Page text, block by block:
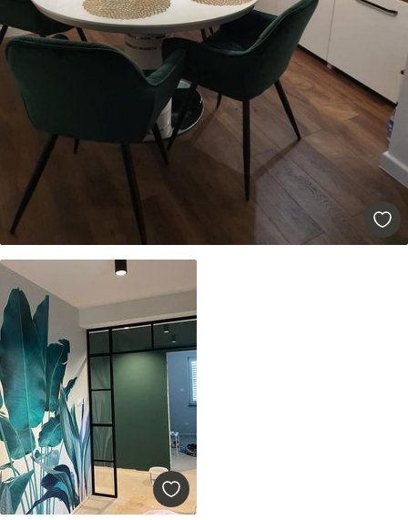
448.33269.00kr/m²
Peel and Stick
666 kr